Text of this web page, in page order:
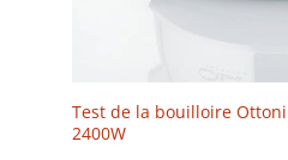
Test de la bouilloire
2400W